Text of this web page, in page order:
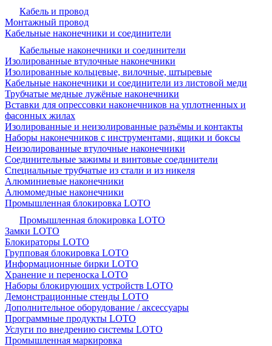
Кабель и провод
Монтажный провод
Кабельные наконечники и соединители
Кабельные наконечники и соединители
Изолированные втулочные наконечники
Изолированные кольцевые, вилочные, штыревые
Кабельные наконечники и соединители из листовой меди
Трубчатые медные лужёные наконечники
Вставки для опрессовки наконечников на уплотненных и
фасонных жилах
Изолированные и неизолированные разъёмы и контакты
Наборы наконечников с инструментами, ящики и боксы
Неизолированные втулочные наконечники
Соединительные зажимы и винтовые соединители
Специальные трубчатые из стали и из никеля
Алюминиевые наконечники
Алюмомедные наконечники
Промышленная блокировка LOTO
Промышленная блокировка LOTO
Замки LOTO
Блокираторы LOTO
Групповая блокировка LOTO
Информационные бирки LOTO
Хранение и переноска LOTO
Наборы блокирующих устройств LOTO
Демонстрационные стенды LOTO
Дополнительное оборудование / аксессуары
Программные продукты LOTO
Услуги по внедрению системы LOTO
Промышленная маркировка